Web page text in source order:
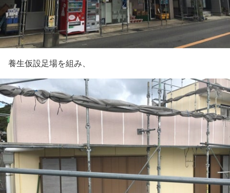
養生仮設足場を組み、